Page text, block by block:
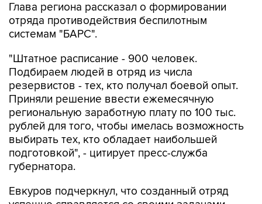
Глава региона рассказал о формировании
отряда противодействия беспилотным
системам "БАРС".
"Штатное расписание - 900 человек.
Подбираем людей в отряд из числа
резервистов - тех, кто получал боевой опыт.
Приняли решение ввести ежемесячную
региональную заработную плату по 100 тыс.
рублей для того, чтобы имелась возможность
выбирать тех, кто обладает наибольшей
подготовкой", - цитирует пресс-служба
губернатора.
Евкуров подчеркнул, что созданный отряд